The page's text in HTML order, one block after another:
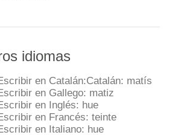
idiomas
en Catalán:Catalán: matís
en Gallego: matiz
en Inglés: hue
en Francés: teinte
en Italiano: hue